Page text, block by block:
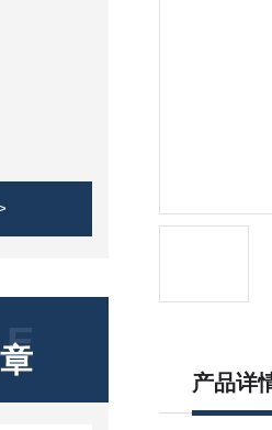
产品详